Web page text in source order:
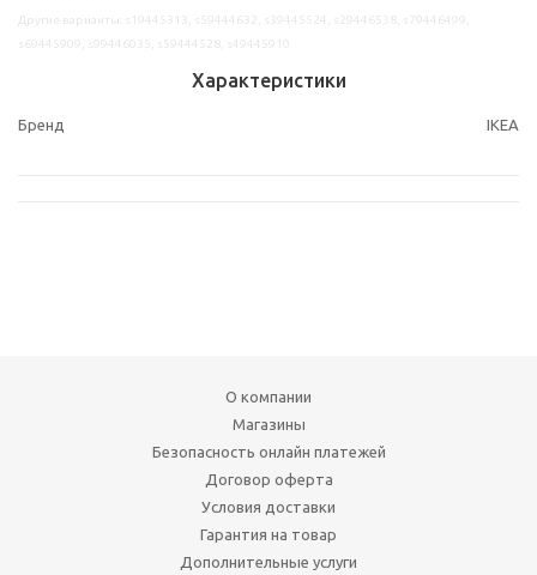
Характеристики
Бренд IKEA
О компании
Магазины
Безопасность онлайн платежей
Договор оферта
Условия доставки
Гарантия на товар
Дополнительные услуги